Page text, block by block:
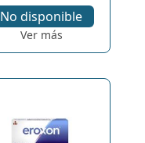
No disponible
Ver más